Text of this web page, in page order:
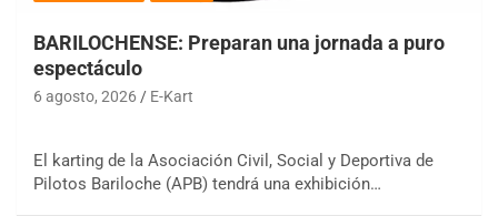
BARILOCHENSE: Preparan una jornada a puro
espectáculo
6 agosto, 2026 E-Kart
El karting de la Asociación Civil, Social y Deportiva de
Pilotos Bariloche (APB) tendrá una exhibición…